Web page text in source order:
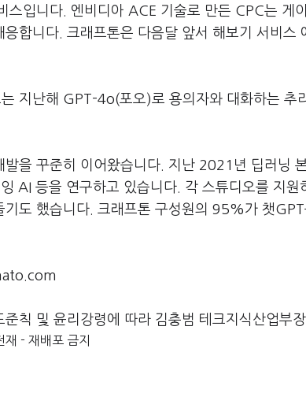
스입니다. 엔비디아 ACE 기술로 만든 CPC는 게
응합니다. 크래프톤은 다음달 앞서 해보기 서비
지난해 GPT-4o(포오)로 용의자와 대화하는 추
을 꾸준히 이어왔습니다. 지난 2021년 딥러닝
AI 등을 연구하고 있습니다. 각 스튜디오를 지
기도 했습니다. 크래프톤 구성원의 95%가 챗
칙 및 윤리강령에 따라 김충범 테크지식산업부
- 재배포 금지